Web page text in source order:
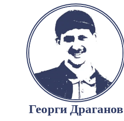
Георги Драганов